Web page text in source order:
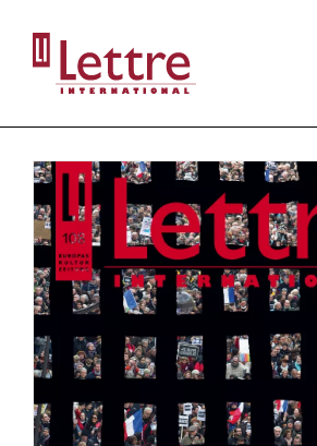
Inhalt